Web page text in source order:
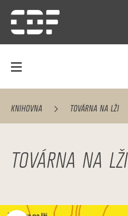
KNIHOVNA TOVÁRNA NA LŽI
TOVÁRNA NA LŽI